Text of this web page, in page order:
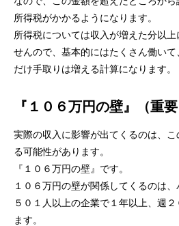
所得税がかかるようになります。
所得税については収入が増えた分以
せんので、基本的にはたくさん働い
だけ手取りは増える計算になります。
『１０６万円の壁』（重要
実際の収入に影響が出てくるのは、こ
る可能性があります。
『１０６万円の壁』です。
１０６万円の壁が関係してくるのは
５０１人以上の企業で１年以上、週
ます。